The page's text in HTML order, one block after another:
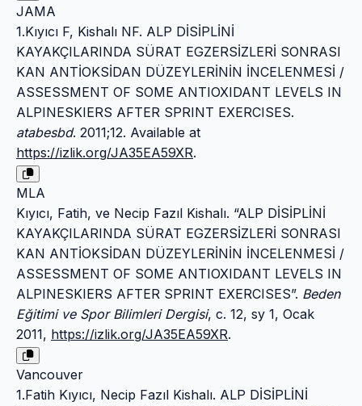
JAMA
1.Kıyıcı F, Kishalı NF. ALP DİSİPLİNİ
KAYAKÇILARINDA SÜRAT EGZERSİZLERİ SONRASI
KAN ANTİOKSİDAN DÜZEYLERİNİN İNCELENMESİ /
ASSESSMENT OF SOME ANTIOXIDANT LEVELS IN
ALPINESKIERS AFTER SPRINT EXERCISES.
atabesbd. 2011;12. Available at
https://izlik.org/JA35EA59XR.
MLA
Kıyıcı, Fatih, ve Necip Fazıl Kishalı. “ALP DİSİPLİNİ
KAYAKÇILARINDA SÜRAT EGZERSİZLERİ SONRASI
KAN ANTİOKSİDAN DÜZEYLERİNİN İNCELENMESİ /
ASSESSMENT OF SOME ANTIOXIDANT LEVELS IN
ALPINESKIERS AFTER SPRINT EXERCISES”. Beden
Eğitimi ve Spor Bilimleri Dergisi, c. 12, sy 1, Ocak
2011, https://izlik.org/JA35EA59XR.
Vancouver
1.Fatih Kıyıcı, Necip Fazıl Kishalı. ALP DİSİPLİNİ